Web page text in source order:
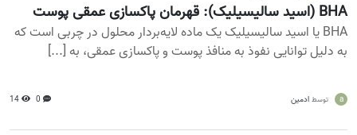
BHA (اسید سالیسیلیک): قهرمان پاکسازی عمقی پوست
BHA یا اسید سالیسیلیک یک ماده لایه‌بردار محلول در چربی است که
به دلیل توانایی نفوذ به منافذ پوست و پاکسازی عمقی، به [...]
a توسط ادمین 0
14